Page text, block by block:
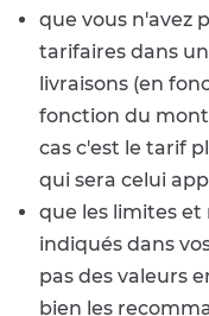
que vous n'avez
tarifaires dans
livraisons (en
fonction du
cas c'est le tarif
qui sera celui
que les limites
indiqués dans
pas des valeurs
bien les